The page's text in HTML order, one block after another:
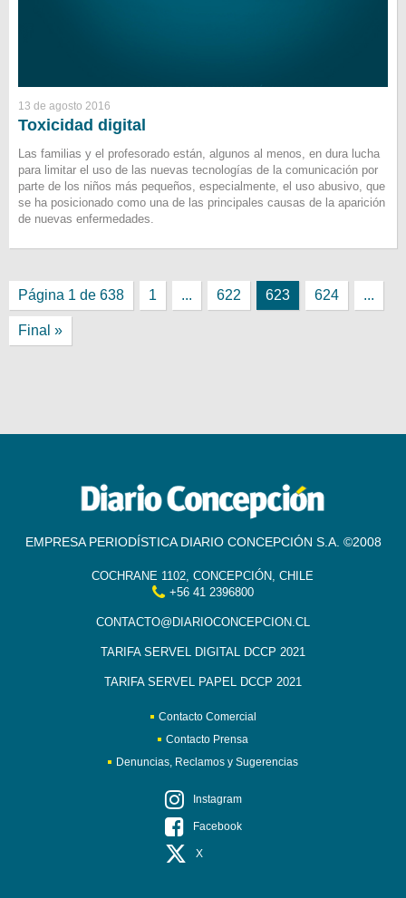
13 de agosto 2016
Toxicidad digital
Las familias y el profesorado están, algunos al menos, en dura lucha
para limitar el uso de las nuevas tecnologías de la comunicación por
parte de los niños más pequeños, especialmente, el uso abusivo, que
se ha posicionado como una de las principales causas de la aparición
de nuevas enfermedades.
Página 1 de 638 1 ... 622 623 624 ...
Final »
EMPRESA PERIODÍSTICA DIARIO CONCEPCIÓN S.A. ©2008
COCHRANE 1102, CONCEPCIÓN, CHILE
+56 41 2396800
CONTACTO@DIARIOCONCEPCION.CL
TARIFA SERVEL DIGITAL DCCP 2021
TARIFA SERVEL PAPEL DCCP 2021
Contacto Comercial
Contacto Prensa
Denuncias, Reclamos y Sugerencias
Instagram
Facebook
X